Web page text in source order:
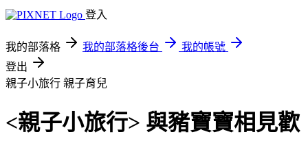
登入
我的部落格 我的部落格後台
我的帳號
登出
親子小旅行 親子育兒
<親子小旅行> 與豬寶寶相見歡